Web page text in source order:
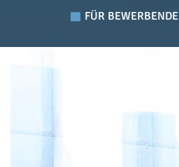
FÜR BEWERBENDE